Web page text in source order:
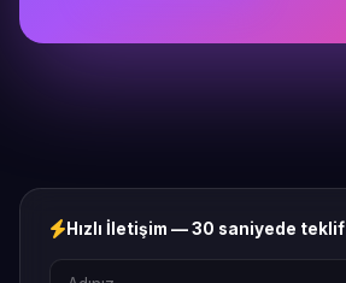
Hızlı İletişim — 30 saniyede teklif